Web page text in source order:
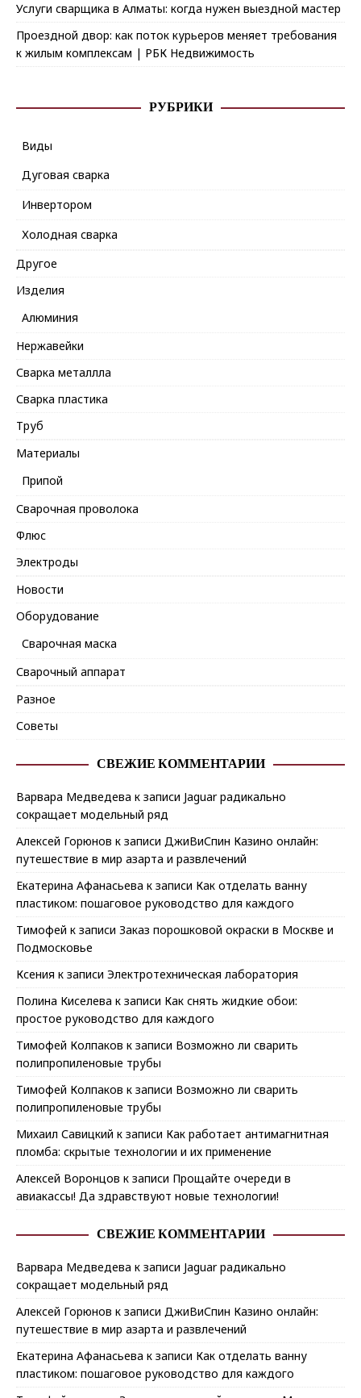
Услуги сварщика в Алматы: когда нужен выездной мастер
Проездной двор: как поток курьеров меняет требования
к жилым комплексам | РБК Недвижимость
РУБРИКИ
Виды
Дуговая сварка
Инвертором
Холодная сварка
Другое
Изделия
Алюминия
Нержавейки
Сварка металлла
Сварка пластика
Труб
Материалы
Припой
Сварочная проволока
Флюс
Электроды
Новости
Оборудование
Сварочная маска
Сварочный аппарат
Разное
Советы
СВЕЖИЕ КОММЕНТАРИИ
Варвара Медведева к записи Jaguar радикально
сокращает модельный ряд
Алексей Горюнов к записи ДжиВиСпин Казино онлайн:
путешествие в мир азарта и развлечений
Екатерина Афанасьева к записи Как отделать ванну
пластиком: пошаговое руководство для каждого
Тимофей к записи Заказ порошковой окраски в Москве и
Подмосковье
Ксения к записи Электротехническая лаборатория
Полина Киселева к записи Как снять жидкие обои:
простое руководство для каждого
Тимофей Колпаков к записи Возможно ли сварить
полипропиленовые трубы
Тимофей Колпаков к записи Возможно ли сварить
полипропиленовые трубы
Михаил Савицкий к записи Как работает антимагнитная
пломба: скрытые технологии и их применение
Алексей Воронцов к записи Прощайте очереди в
авиакассы! Да здравствуют новые технологии!
СВЕЖИЕ КОММЕНТАРИИ
Варвара Медведева к записи Jaguar радикально
сокращает модельный ряд
Алексей Горюнов к записи ДжиВиСпин Казино онлайн:
путешествие в мир азарта и развлечений
Екатерина Афанасьева к записи Как отделать ванну
пластиком: пошаговое руководство для каждого